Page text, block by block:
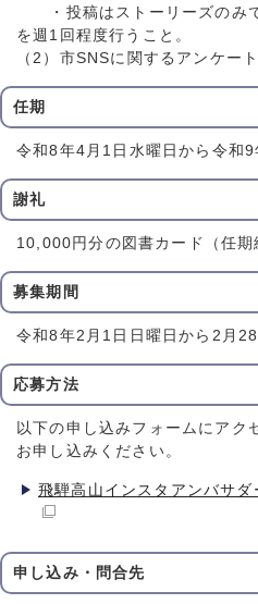
・投稿はストーリーズのみ
を週1回程度行うこと。
（2）市SNSに関するアンケー
任期
令和8年4月1日水曜日から令和
謝礼
10,000円分の図書カード（任期
募集期間
令和8年2月1日日曜日から2月
応募方法
以下の申し込みフォームにアク
お申し込みください。
飛騨高山インスタアンバサダ
申し込み・問合先